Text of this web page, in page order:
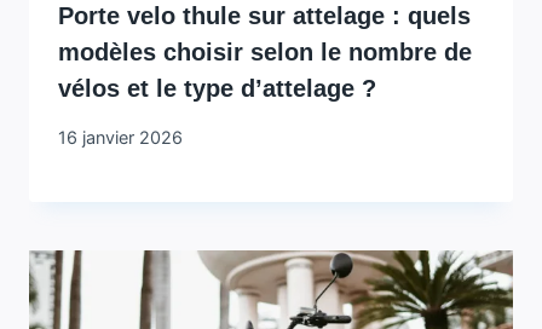
Porte velo thule sur attelage : quels
modèles choisir selon le nombre de
vélos et le type d’attelage ?
16 janvier 2026